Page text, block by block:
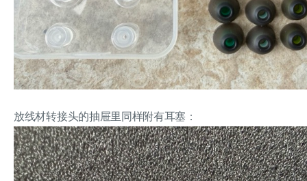
放线材转接头的抽屉里同样附有耳塞：